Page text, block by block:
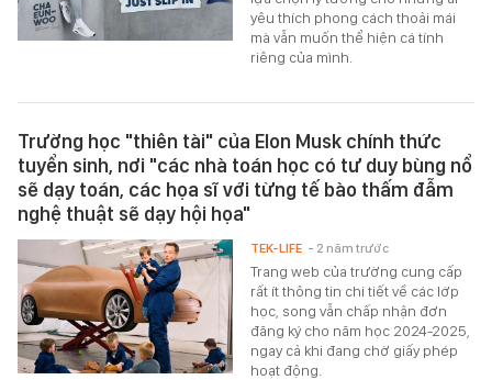
yêu thích phong cách thoải mái
mà vẫn muốn thể hiện cá tính
riêng của mình.
Trường học "thiên tài" của Elon Musk chính thức
tuyển sinh, nơi "các nhà toán học có tư duy bùng nổ
sẽ dạy toán, các họa sĩ với từng tế bào thấm đẫm
nghệ thuật sẽ dạy hội họa"
Trang web của trường cung cấp
rất ít thông tin chi tiết về các lớp
học, song vẫn chấp nhận đơn
đăng ký cho năm học 2024-2025,
ngay cả khi đang chờ giấy phép
hoạt động.
TEK-LIFE - 2 năm trước